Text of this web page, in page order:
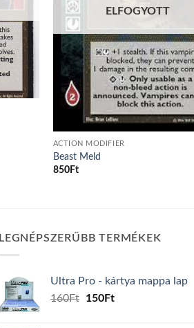
ELFOGYOTT
ACTION MODIFIER
Beast Meld
850Ft
LEGNÉPSZERŰBB TERMÉKEK
Ultra Pro - kártya mappa lap
160Ft
Original
150FtCurrent